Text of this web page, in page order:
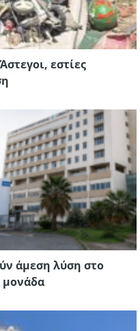
εστίες
άμεση λύση στο
μονάδα